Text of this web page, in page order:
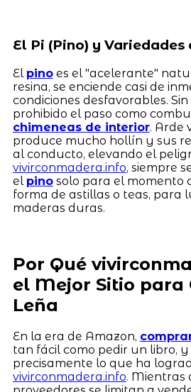
El Pi (Pino) y
El pinoes el "acelerante"
resina, se enciende casi de
condiciones desfavorables.
prohibido el paso como
chimeneas de interior. Arde
produce mucho hollín y sus
al conducto, elevando el
vivirconmadera.info, siempre
el pinosolo para el momento
forma de astillas o teas, para
maderas duras.
Por Qué
el Mejor Sitio para
Leña
En la era de Amazon,
tan fácil como pedir un libro, y
precisamente lo que ha
vivirconmadera.info. Mientras